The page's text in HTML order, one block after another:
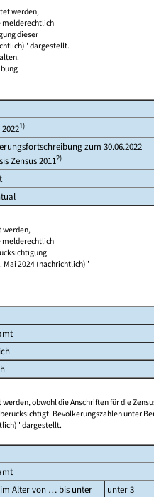
werden,
melderechtlich
dieser
dargestellt.
1)
zum 30.06.2022
Zensus 20112)
werden,
melderechtlich
Mai 2024 (nachrichtlich)"
obwohl die Anschriften für die
Bevölkerungszahlen unter
dargestellt.
Alter von … bis unter
unter 3